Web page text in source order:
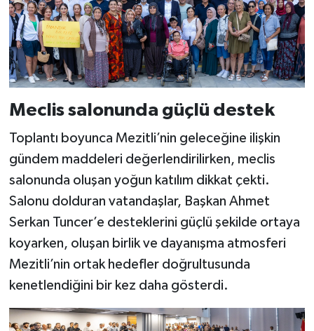
Meclis salonunda güçlü destek
Toplantı boyunca Mezitli’nin geleceğine ilişkin
gündem maddeleri değerlendirilirken, meclis
salonunda oluşan yoğun katılım dikkat çekti.
Salonu dolduran vatandaşlar, Başkan Ahmet
Serkan Tuncer’e desteklerini güçlü şekilde ortaya
koyarken, oluşan birlik ve dayanışma atmosferi
Mezitli’nin ortak hedefler doğrultusunda
kenetlendiğini bir kez daha gösterdi.